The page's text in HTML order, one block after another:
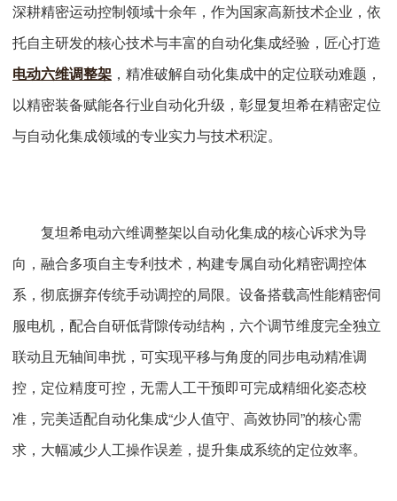
深耕精密运动控制领域十余年，作为国家高新技术企业，依
托自主研发的核心技术与丰富的自动化集成经验，匠心打造
电动六维调整架 ，精准破解自动化集成中的定位联动难题，
以精密装备赋能各行业自动化升级，彰显复坦希在精密定位
与自动化集成领域的专业实力与技术积淀。
复坦希电动六维调整架以自动化集成的核心诉求为导
向，融合多项自主专利技术，构建专属自动化精密调控体
系，彻底摒弃传统手动调控的局限。设备搭载高性能精密伺
服电机，配合自研低背隙传动结构，六个调节维度完全独立
联动且无轴间串扰，可实现平移与角度的同步电动精准调
控，定位精度可控，无需人工干预即可完成精细化姿态校
准，完美适配自动化集成“少人值守、高效协同”的核心需
求，大幅减少人工操作误差，提升集成系统的定位效率。